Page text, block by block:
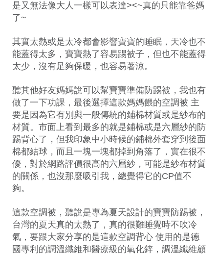
是又無法像大人一樣可以表達><~真的只能靠爸媽
了~
其實太熱或是太冷都會影響寶寶的睡眠，天冷也不
能蓋得太多，寶寶熱了容易踢被子，但也不能蓋得
太少，沒有足夠保暖，也容易著涼。
聽其他好友媽媽說可以幫寶寶準備防踢被，我也有
做了一下功課，最後選擇這款媽媽餵的空調被 主
要是因為它有別與一般傳統的鋪棉材質或是紗布的
材質。市面上看到最多的就是鋪棉或是六層紗的防
踢背心了，但我印象中小時候的鋪棉外套穿到後面
棉都結球，而且一塊一塊都掉到角落了，實在很不
優，對於網路評價很高的六層紗，可能是紗布材質
的關係，也沒那麼吸引我，總覺得它的CP值不
夠。
這款空調被，聽說是專為夏天設計的寶寶防踢被，
台灣的夏天真的太熱了，真的很難睡覺時不吹冷
氣，要跟大家分享的是這款空調背心 使用的是德
國專利的調溫纖維和醫療級的氧化鋅，調溫纖維顧